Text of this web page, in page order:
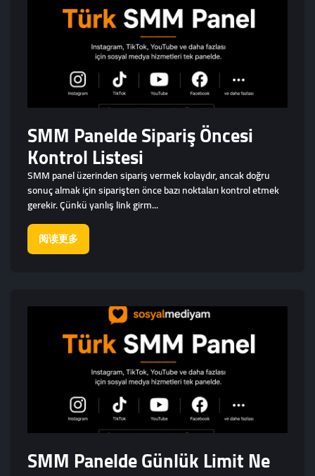
SMM Panelde Sipariş Öncesi
Kontrol Listesi
SMM panel üzerinden sipariş vermek kolaydır, ancak doğru
sonuç almak için siparişten önce bazı noktaları kontrol etmek
gerekir. Çünkü yanlış link girm...
阅读更多
SMM Panelde Günlük Limit Ne